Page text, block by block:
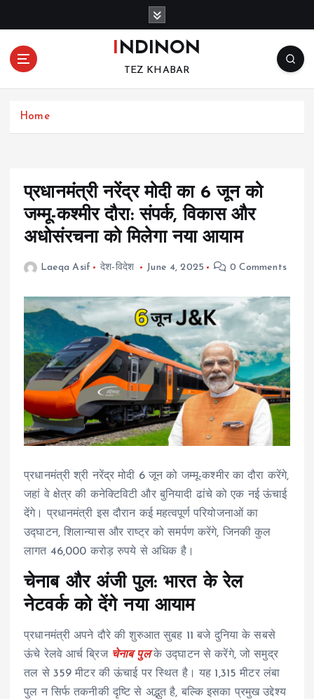
o
INDINON
TEZ KHABAR
Home
प्रधानमंत्री नरेंद्र मोदी का 6 जून को
जम्मू-कश्मीर दौरा: संपर्क, विकास और
अधोसंरचना को मिलेगा नया आयाम
Laeqa Asif देश-विदेश June 4, 2025 0 Comments
प्रधानमंत्री श्री नरेंद्र मोदी 6 जून को जम्मू-कश्मीर का दौरा करेंगे,
जहां वे क्षेत्र की कनेक्टिविटी और बुनियादी ढांचे को एक नई ऊंचाई
देंगे। प्रधानमंत्री इस दौरान कई महत्वपूर्ण परियोजनाओं का
उद्घाटन, शिलान्यास और राष्ट्र को समर्पण करेंगे, जिनकी कुल
लागत 46,000 करोड़ रुपये से अधिक है।
चेनाब और अंजी पुल: भारत के रेल
नेटवर्क को देंगे नया आयाम
प्रधानमंत्री अपने दौरे की शुरुआत सुबह 11 बजे दुनिया के सबसे
ऊंचे रेलवे आर्च ब्रिज चेनाब पुलके उद्घाटन से करेंगे, जो समुद्र
तल से 359 मीटर की ऊंचाई पर स्थित है। यह 1,315 मीटर लंबा
पुल न सिर्फ तकनीकी दृष्टि से अद्भुत है, बल्कि इसका प्रमुख उद्देश्य